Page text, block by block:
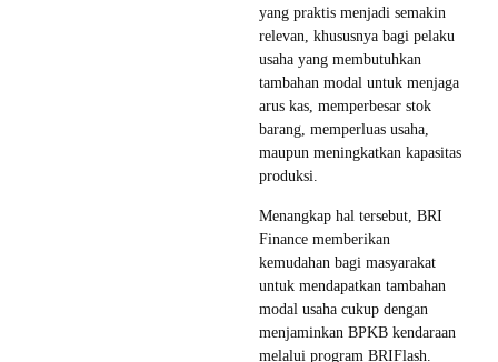
yang praktis menjadi semakin
relevan, khususnya bagi pelaku
usaha yang membutuhkan
tambahan modal untuk menjaga
arus kas, memperbesar stok
barang, memperluas usaha,
maupun meningkatkan kapasitas
produksi.
Menangkap hal tersebut, BRI
Finance memberikan
kemudahan bagi masyarakat
untuk mendapatkan tambahan
modal usaha cukup dengan
menjaminkan BPKB kendaraan
melalui program BRIFlash.